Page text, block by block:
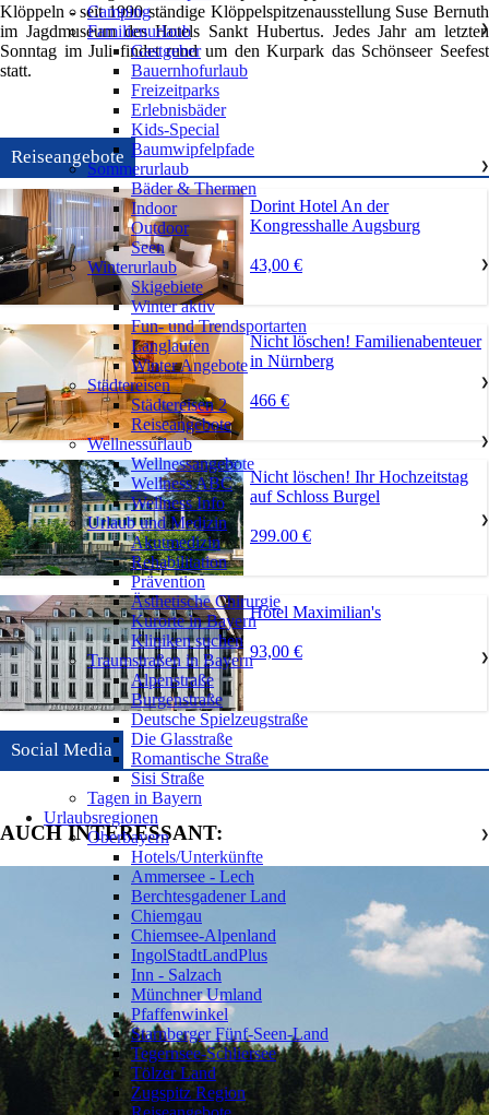
Klöppeln - seit 1990 ständige Klöppelspitzenausstellung Suse Bernuth
im Jagdmuseum des Hotels Sankt Hubertus. Jedes Jahr am letzten
Sonntag im Juli findet rund um den Kurpark das Schönseer Seefest
statt.
Reiseangebote
Dorint Hotel An der
Kongresshalle Augsburg
43,00 €
Nicht löschen! Familienabenteuer
in Nürnberg
466 €
Nicht löschen! Ihr Hochzeitstag
auf Schloss Burgel
299.00 €
Hotel Maximilian's
93,00 €
Social Media
AUCH INTERESSANT:
Camping
Familienurlaub
❯
Gastgeber
Bauernhofurlaub
Freizeitparks
Erlebnisbäder
Kids-Special
Baumwipfelpfade
Sommerurlaub
❯
Bäder & Thermen
Indoor
Outdoor
Seen
Winterurlaub
❯
Skigebiete
Winter aktiv
Fun- und Trendsportarten
Langlaufen
Winter Angebote
Städtereisen
❯
Städtereisen 2
Reiseangebote
Wellnessurlaub
❯
Wellnessangebote
Wellness ABC
Wellness Info
Urlaub und Medizin
❯
Akutmedizin
Rehabilitation
Prävention
Ästhetische Chirurgie
Kurorte in Bayern
Kliniken suchen
Traumstraßen in Bayern
❯
Alpenstraße
Burgenstraße
Deutsche Spielzeugstraße
Die Glasstraße
Romantische Straße
Sisi Straße
Tagen in Bayern
Urlaubsregionen
Oberbayern
❯
Hotels/Unterkünfte
Ammersee - Lech
Berchtesgadener Land
Chiemgau
Chiemsee-Alpenland
IngolStadtLandPlus
Inn - Salzach
Münchner Umland
Pfaffenwinkel
Starnberger Fünf-Seen-Land
Tegernsee-Schliersee
Tölzer Land
Zugspitz Region